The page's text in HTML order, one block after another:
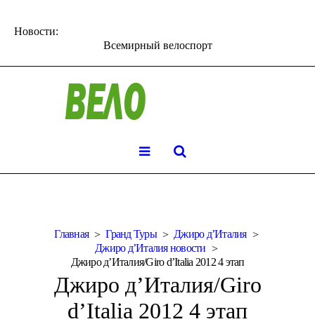
Новости:
Всемирный велоспорт
Главная Гранд Туры
Джиро д’Италия
Джиро д’Италия новости
Джиро д’Италия/Giro d’Italia 2012 4 этап
Джиро д’Италия/Giro
d’Italia 2012 4 этап